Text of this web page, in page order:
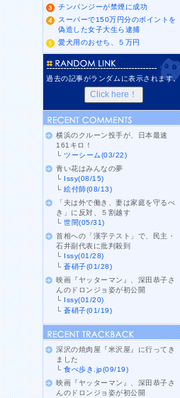
チンパンジーが禁煙に成功
スーパーで150万円分のポイントを
偽造した女子大生ら逮捕
愛犬用のおせち、５万円
過去の記事がランダムに表示されます。
横浜のクルーン投手が、日本最速
161キロ！
└ツーシーム(03/22)
青い花はみんなの夢
└ Issy(08/15)
└絵付師(08/13)
「夫は外で働き、妻は家庭を守るべ
き」に反対、５割越す
└世間(05/31)
首相への「漢字テスト」で、民主・
石井副代表に批判殺到
└ Issy(01/28)
└蒼硝子(01/28)
映画『ヤッターマン』、深田恭子さ
んのドロンジョ姿が初公開
└ Issy(01/20)
└蒼硝子(01/19)
深沢の焼肉屋『米沢屋』に行ってき
ました
└食べ歩き.jp(09/19)
映画『ヤッターマン』、深田恭子さ
んのドロンジョ姿が初公開